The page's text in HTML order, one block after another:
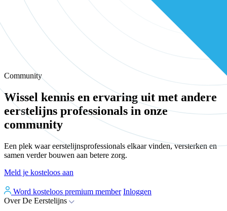
Community
Wissel kennis en ervaring uit met andere
eerstelijns professionals in onze
community
Een plek waar eerstelijnsprofessionals elkaar vinden, versterken en
samen verder bouwen aan betere zorg.
Meld je kosteloos aan
Word kosteloos premium member Inloggen
Over De Eerstelijns